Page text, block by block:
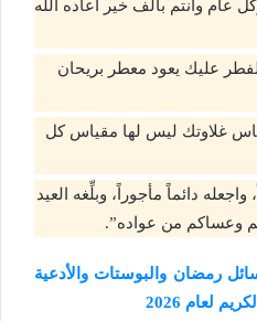
عام وأنتم بألف خير أعاده الله
عليك يعود معطر بريحان
غلاوتك ليس لها مقياس كل
واجعله دائماً مأجوراً، وبلِّغه العيد
وعساكم من عواده”.
رمضان والبوستات والأدعية
لعام 2026